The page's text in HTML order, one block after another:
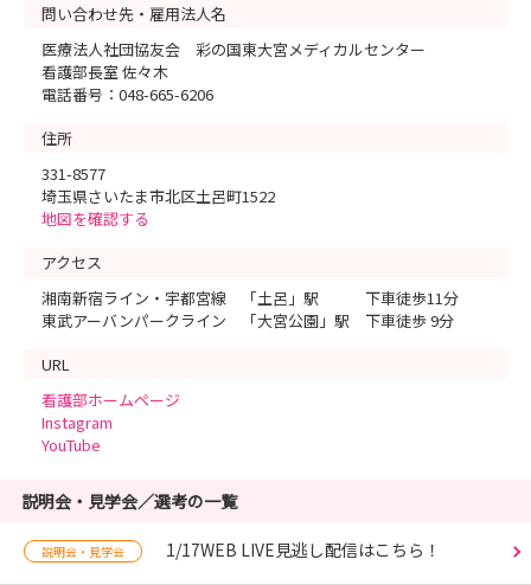
問い合わせ先・雇用法人名
医療法人社団協友会 彩の国東大宮メディカルセンター
看護部長室 佐々木
電話番号：048-665-6206
住所
331-8577
埼玉県さいたま市北区土呂町1522
地図を確認する
アクセス
湘南新宿ライン・宇都宮線 「土呂」駅 下車徒歩11分
東武アーバンパークライン 「大宮公園」駅 下車徒歩 9分
URL
看護部ホームページ
Instagram
YouTube
説明会・見学会／選考の一覧
説明会・見学会 1/17WEB LIVE見逃し配信はこちら！